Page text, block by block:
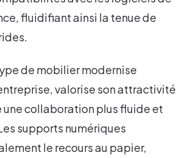
fluidifiant ainsi la tenue de
de mobilier modernise
valorise son attractivité
une collaboration plus fluide et
supports numériques
le recours au papier,